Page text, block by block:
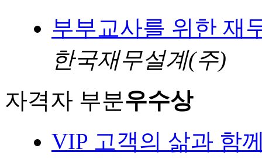
부부교사를 위한 재
한국재무설계(주)
자격자 부분우수상
VIP 고객의 삶과 함